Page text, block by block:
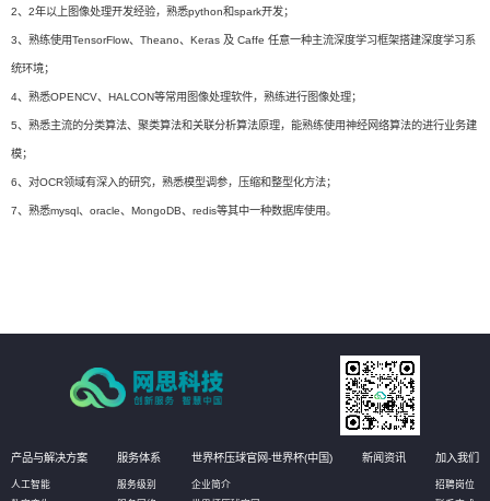
2、2年以上图像处理开发经验，熟悉python和spark开发；
3、熟练使用TensorFlow、Theano、Keras 及 Caffe 任意一种主流深度学习框架搭建深度学习系
统环境；
4、熟悉OPENCV、HALCON等常用图像处理软件，熟练进行图像处理；
5、熟悉主流的分类算法、聚类算法和关联分析算法原理，能熟练使用神经网络算法的进行业务建
模；
6、对OCR领域有深入的研究，熟悉模型调参，压缩和整型化方法；
7、熟悉mysql、oracle、MongoDB、redis等其中一种数据库使用。
产品与解决方案
人工智能
服务体系
服务级别
世界杯压球官网-世界杯(中国)
企业简介
新闻资讯 加入我们
招聘岗位